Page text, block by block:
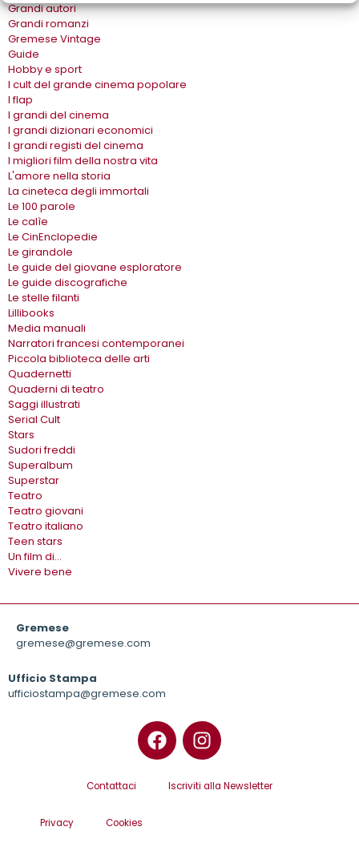
Grandi autori
Grandi romanzi
Gremese Vintage
Guide
Hobby e sport
I cult del grande cinema popolare
I flap
I grandi del cinema
I grandi dizionari economici
I grandi registi del cinema
I migliori film della nostra vita
L'amore nella storia
La cineteca degli immortali
Le 100 parole
Le calìe
Le CinEnclopedie
Le girandole
Le guide del giovane esploratore
Le guide discografiche
Le stelle filanti
Lillibooks
Media manuali
Narratori francesi contemporanei
Piccola biblioteca delle arti
Quadernetti
Quaderni di teatro
Saggi illustrati
Serial Cult
Stars
Sudori freddi
Superalbum
Superstar
Teatro
Teatro giovani
Teatro italiano
Teen stars
Un film di…
Vivere bene
Gremese
gremese@gremese.com
Ufficio Stampa
ufficiostampa@gremese.com
Contattaci Iscriviti alla Newsletter
Privacy Cookies